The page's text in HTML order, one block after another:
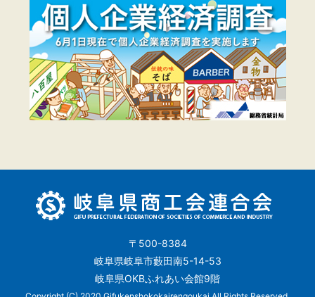
〒500-8384
岐阜県岐阜市藪田南5-14-53
岐阜県OKBふれあい会館9階